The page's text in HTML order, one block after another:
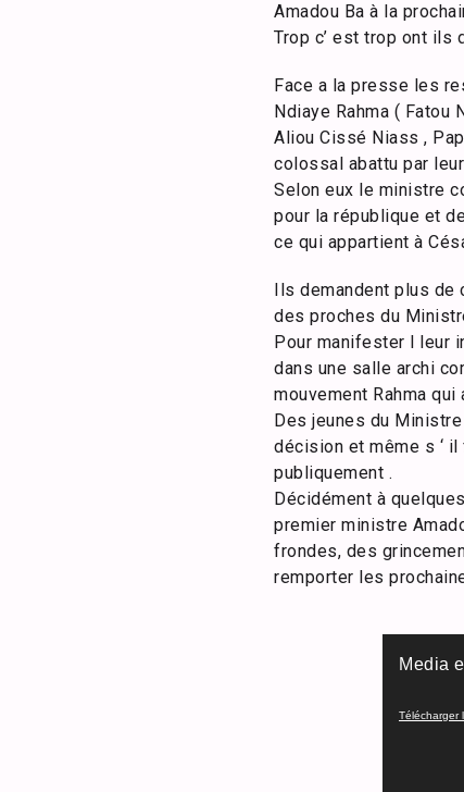
Amadou Ba à la
Trop c’ est trop ont ils
Face a la presse les
Ndiaye Rahma ( Fatou
Aliou Cissé Niass ,
colossal abattu par
Selon eux le ministre
pour la république et
ce qui appartient à
Ils demandent plus
des proches du
Pour manifester l leur
dans une salle archi
mouvement Rahma
Des jeunes du
décision et même s ‘
publiquement .
Décidément à
premier ministre
frondes, des
remporter les
vidéo
Media
Télécharger